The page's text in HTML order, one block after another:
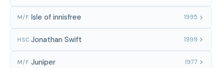
M/F Isle of innisfree 1995
HSC Jonathan Swift 1999
M/F Juniper 1977